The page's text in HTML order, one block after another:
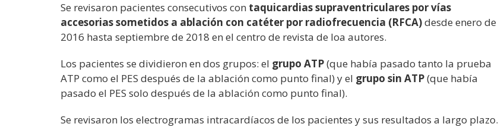
Se revisaron pacientes consecutivos con taquicardias supraventriculares por vías
accesorias sometidos a ablación con catéter por radiofrecuencia (RFCA)desde enero de
2016 hasta septiembre de 2018 en el centro de revista de loa autores.
Los pacientes se dividieron en dos grupos: el grupo ATP(que había pasado tanto la prueba
ATP como el PES después de la ablación como punto final) y el grupo sin ATP(que había
pasado el PES solo después de la ablación como punto final).
Se revisaron los electrogramas intracardíacos de los pacientes y sus resultados a largo plazo.